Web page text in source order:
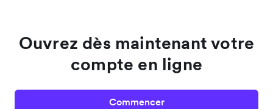
Ouvrez dès maintenant votre
compte en ligne
Commencer